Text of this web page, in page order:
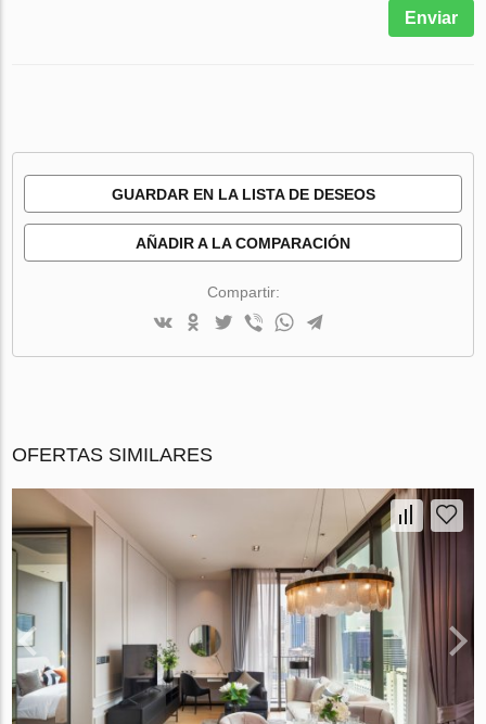
Enviar
GUARDAR EN LA LISTA DE DESEOS
AÑADIR A LA COMPARACIÓN
Compartir:
OFERTAS SIMILARES